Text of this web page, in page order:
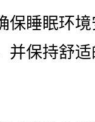
睡眠环境
并保持舒